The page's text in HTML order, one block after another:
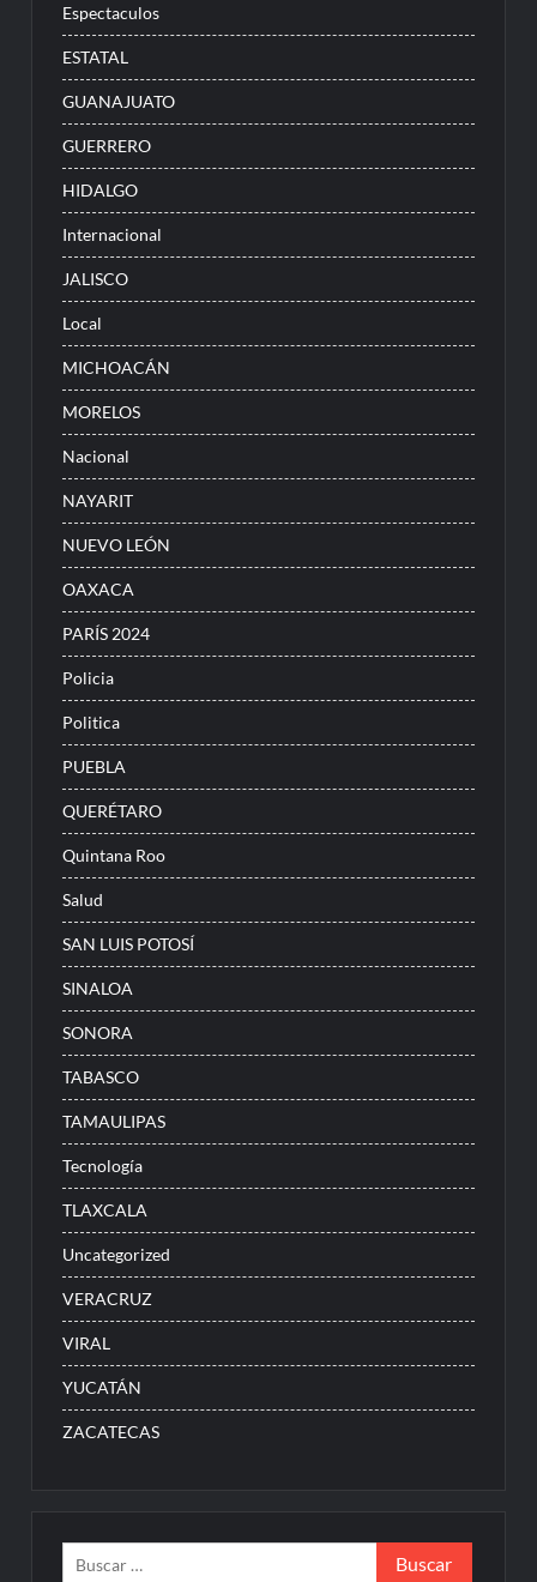
Espectaculos
ESTATAL
GUANAJUATO
GUERRERO
HIDALGO
Internacional
JALISCO
Local
MICHOACÁN
MORELOS
Nacional
NAYARIT
NUEVO LEÓN
OAXACA
PARÍS 2024
Policia
Politica
PUEBLA
QUERÉTARO
Quintana Roo
Salud
SAN LUIS POTOSÍ
SINALOA
SONORA
TABASCO
TAMAULIPAS
Tecnología
TLAXCALA
Uncategorized
VERACRUZ
VIRAL
YUCATÁN
ZACATECAS
Buscar: